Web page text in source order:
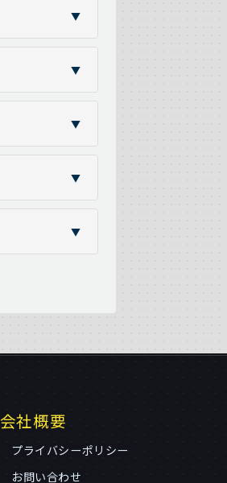
▼
▼
▼
▼
▼
会社概要
プライバシーポリシー
お問い合わせ